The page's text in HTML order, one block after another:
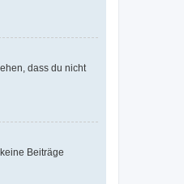
dass du nicht
Beiträge